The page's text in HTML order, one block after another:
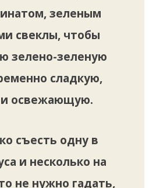
зеленым
свеклы, чтобы
зелено-зеленую
сладкую,
и освежающую.
съесть одну в
и несколько на
не нужно гадать,